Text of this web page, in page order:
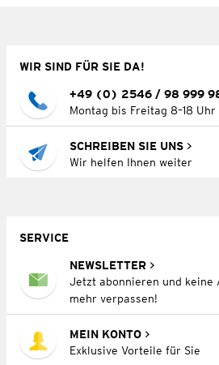
WIR SIND FÜR SIE DA!
+49 (0) 2546 / 98 999
Montag bis Freitag 8–18 Uhr
SCHREIBEN SIE UNS
Wir helfen Ihnen weiter
SERVICE
NEWSLETTER
Jetzt abonnieren und keine
mehr verpassen!
MEIN KONTO
Exklusive Vorteile für Sie